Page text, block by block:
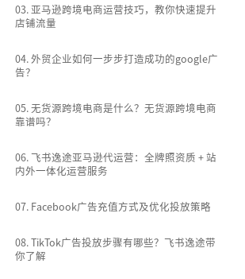
03.亚马逊跨境电商运营技巧，教你快速提升
店铺流量
04.外贸企业如何一步步打造成功的google广
告？
05.无货源跨境电商是什么？无货源跨境电商
靠谱吗？
06.飞书逸途亚马逊代运营：全牌照资质 + 站
内外一体化运营服务
07. Facebook广告充值方式及优化投放策略
08.TikTok广告投放步骤有哪些？飞书逸途带
你了解